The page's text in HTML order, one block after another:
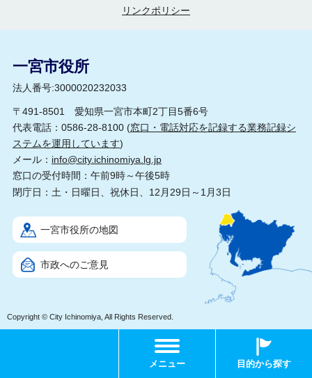
メニュー 目的から探す
リンクポリシー
一宮市役所
法人番号:3000020232033
〒491-8501 愛知県一宮市本町2丁目5番6号
代表電話：0586-28-8100 (窓口・電話対応を記録する業務記録シ
ステムを運用しています)
メール： info@city.ichinomiya.lg.jp
窓口の受付時間：午前9時～午後5時
閉庁日：土・日曜日、祝休日、12月29日～1月3日
一宮市役所の地図
市政へのご意見
Copyright © City Ichinomiya, All Rights Reserved.